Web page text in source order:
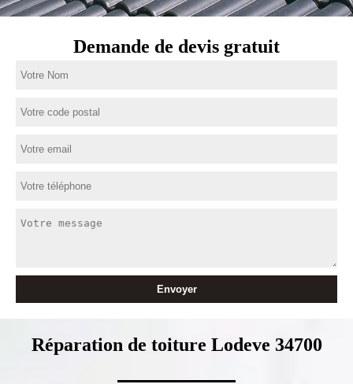
Demande de devis gratuit
Réparation de toiture Lodeve 34700